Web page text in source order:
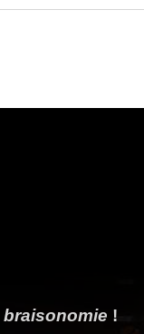
braisonomie !